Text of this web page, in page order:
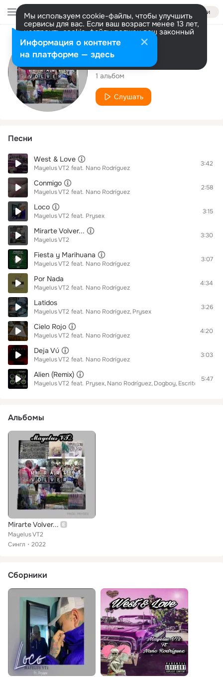
Войти
Мы используем cookie-файлы, чтобы улучшить
сервисы для вас. Если ваш возраст менее 13 лет,
настроить cookie-файлы должен ваш законный
представитель. Больше информации
Разрешить все Настроить
Исполнитель
Mayelus VT2
1 альбом
Слушать
Песни
West & Love
Mayelus VT2 feat. Nano Rodríguez
3:42
Conmigo
Mayelus VT2 feat. Nano Rodríguez
2:58
Loco
Mayelus VT2 feat. Prysex
3:15
Mirarte Volver...
Mayelus VT2
3:30
Fiesta y Marihuana
Mayelus VT2 feat. Nano Rodríguez
3:07
Por Nada
Mayelus VT2 feat. Nano Rodríguez
4:34
Latidos
Mayelus VT2 feat. Nano Rodríguez Prysex
3:26
Cielo Rojo
Mayelus VT2 feat. Nano Rodríguez
4:20
Deja Vú
Mayelus VT2 feat. Nano Rodríguez
3:03
Alien (Remix)
Mayelus VT2 feat. Prysex Nano Rodríguez Dogboy Escritor
5:47
Альбомы
Mirarte Volver...
Mayelus VT2
Сингл
2022
Сборники
Информация о контенте
на платформе — здесь